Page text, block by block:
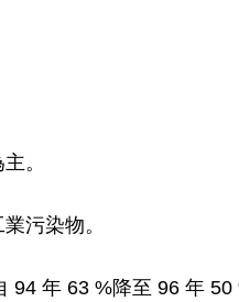
。
污染物。
94 年 63 %降至 96 年 50